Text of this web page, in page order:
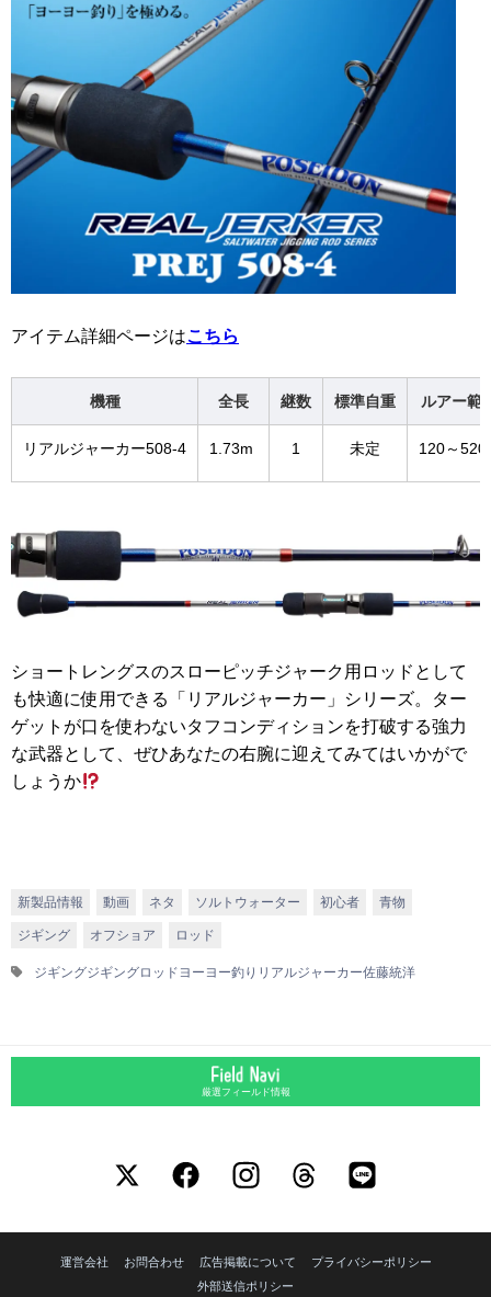
アイテム詳細ページはこちら
機種 全長 継数 標準自重 ルアー範
リアルジャーカー508-4 1.73m 1 未定 120～
ショートレングスのスローピッチジャーク用ロッドとして
も快適に使用できる「リアルジャーカー」シリーズ。ター
ゲットが口を使わないタフコンディションを打破する強力
な武器として、ぜひあなたの右腕に迎えてみてはいかがで
しょうか
新製品情報 動画 ネタ ソルトウォーター 初心者 青物
ジギング オフショア ロッド
ジギングジギングロッドヨーヨー釣り リアルジャーカー佐藤統洋
厳選フィールド情報
運営会社 お問合わせ 広告掲載について
プライバシーポリシー
外部送信ポリシー